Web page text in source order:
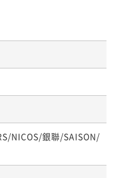
シャル－
利用で最大7％OFF
2名 ¥ 58,366 ~
NICOS/銀聯/SAISON/